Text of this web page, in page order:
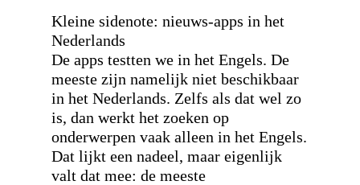
Kleine sidenote: nieuws-apps in het
Nederlands
De apps testten we in het Engels. De
meeste zijn namelijk niet beschikbaar
in het Nederlands. Zelfs als dat wel zo
is, dan werkt het zoeken op
onderwerpen vaak alleen in het Engels.
Dat lijkt een nadeel, maar eigenlijk
valt dat mee: de meeste